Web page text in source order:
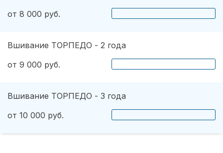
от 8 000 руб.
Вшивание ТОРПЕДО - 2 года
от 9 000 руб.
Вшивание ТОРПЕДО - 3 года
от 10 000 руб.